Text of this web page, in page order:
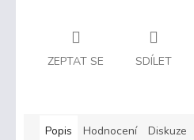
ZEPTAT SE SDÍLET
Popis Hodnocení Diskuze